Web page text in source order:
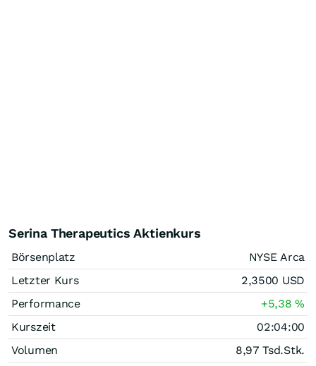
Serina Therapeutics Aktienkurs
Börsenplatz
NYSE Arca
Letzter Kurs
2,3500 USD
Performance
+5,38%
Kurszeit
02:04:00
Volumen
8,97 Tsd.Stk.